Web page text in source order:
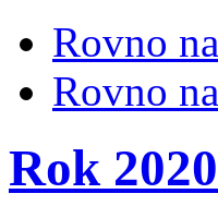
Rovno
Rovno
Rok